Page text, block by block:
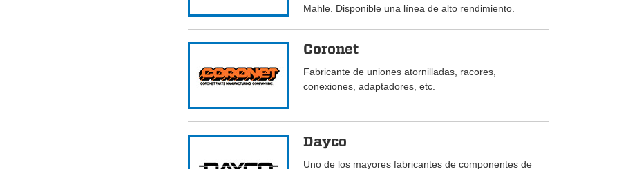
Mahle. Disponible una línea de alto rendimiento.
Coronet
Fabricante de uniones atornilladas, racores,
conexiones, adaptadores, etc.
Dayco
Uno de los mayores fabricantes de componentes de